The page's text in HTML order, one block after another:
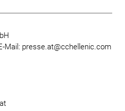
Mail: presse.at@cchellenic.com